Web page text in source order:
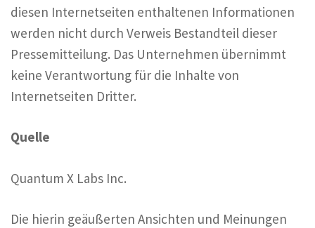
diesen Internetseiten enthaltenen Informationen
werden nicht durch Verweis Bestandteil dieser
Pressemitteilung. Das Unternehmen übernimmt
keine Verantwortung für die Inhalte von
Internetseiten Dritter.
Quelle
Quantum X Labs Inc.
Die hierin geäußerten Ansichten und Meinungen